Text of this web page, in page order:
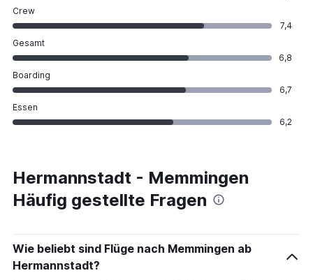
Crew
7,4
Gesamt
6,8
Boarding
6,7
Essen
6,2
Hermannstadt - Memmingen
Häufig gestellte Fragen
Wie beliebt sind Flüge nach Memmingen ab
Hermannstadt?